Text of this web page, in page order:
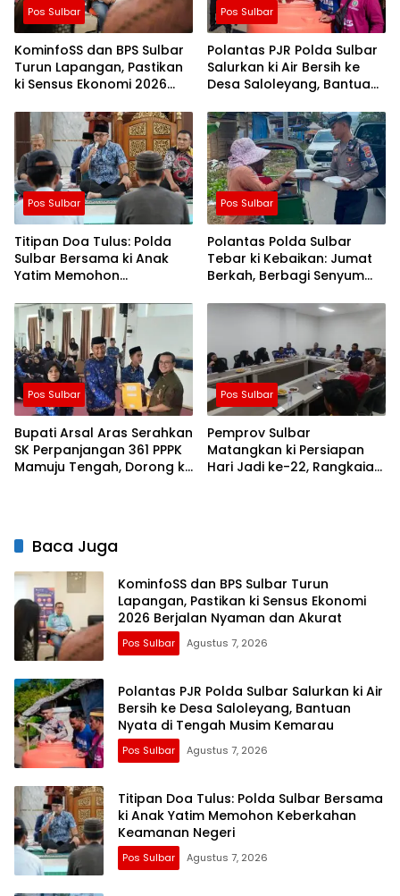
Pos Sulbar
KominfoSS dan BPS Sulbar
Turun Lapangan, Pastikan
ki Sensus Ekonomi 2026
Akurat
Pos Sulbar
Polantas PJR Polda Sulbar
Salurkan ki Air Bersih ke
Desa Saloleyang, Bantuan
Kemarau
Pos Sulbar
Titipan Doa Tulus: Polda
Sulbar Bersama ki Anak
Yatim Memohon
Negeri
Pos Sulbar
Polantas Polda Sulbar
Tebar ki Kebaikan: Jumat
Berkah, Berbagi Senyum
Pos Sulbar
Bupati Arsal Aras Serahkan
SK Perpanjangan 361 PPPK
Mamuju Tengah, Dorong ki
Pos Sulbar
Pemprov Sulbar
Matangkan ki Persiapan
Hari Jadi ke-22, Rangkaian
Baca Juga
KominfoSS dan BPS Sulbar Turun
Lapangan, Pastikan ki Sensus Ekonomi
2026 Berjalan Nyaman dan Akurat
Pos Sulbar Agustus 7, 2026
Polantas PJR Polda Sulbar Salurkan ki Air
Bersih ke Desa Saloleyang, Bantuan
Nyata di Tengah Musim Kemarau
Pos Sulbar Agustus 7, 2026
Titipan Doa Tulus: Polda Sulbar Bersama
ki Anak Yatim Memohon Keberkahan
Keamanan Negeri
Pos Sulbar Agustus 7, 2026